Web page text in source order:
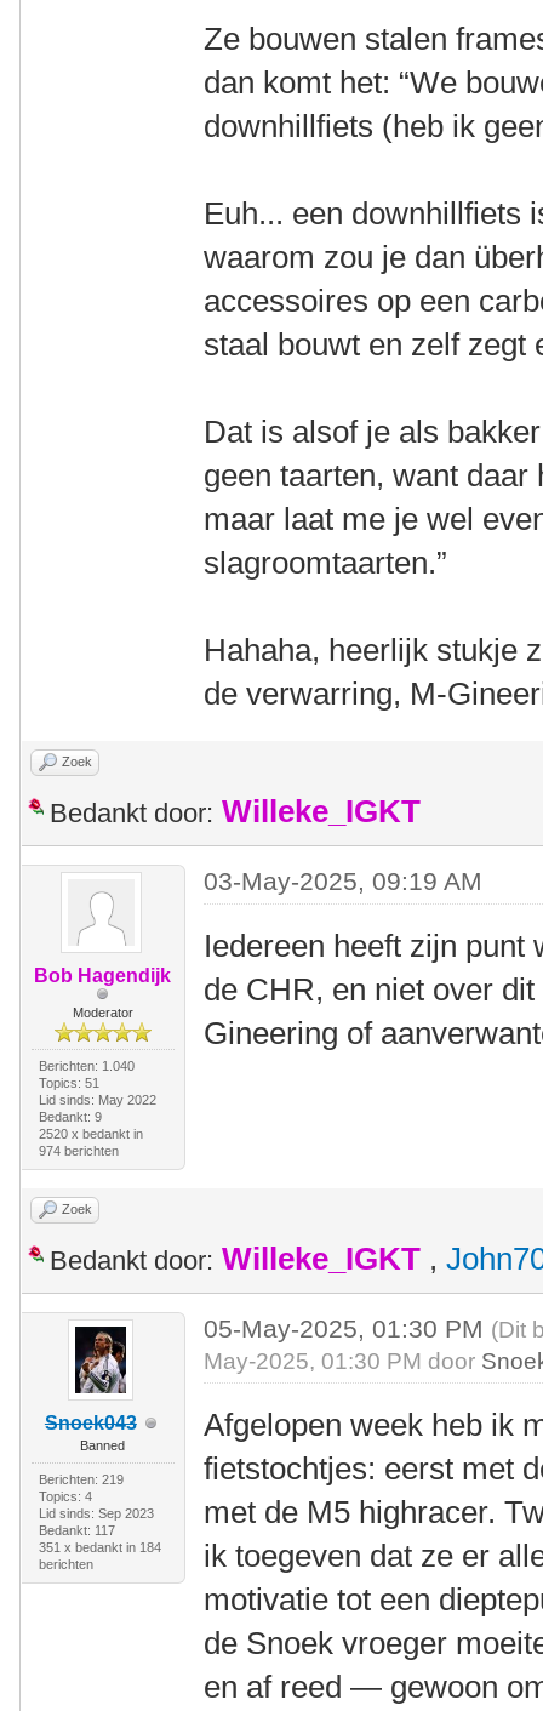
Ze bouwen stalen
dan komt het: “We
downhillfiets (heb ik
Euh... een downhillfiets
waarom zou je dan
accessoires op een
staal bouwt en zelf zegt
Dat is alsof je als
geen taarten, want
maar laat me je wel
slagroomtaarten.”
Hahaha, heerlijk stukje
de verwarring, M-
Zoek
Bedankt door: Willeke_IGKT
Bob Hagendijk
Moderator
Berichten: 1.040
Topics: 51
Lid sinds: May 2022
Bedankt: 9
2520 x bedankt in
974 berichten
03-May-2025, 09:19 AM
Iedereen heeft zijn punt
de CHR, en niet over
Gineering of
Zoek
Bedankt door: Willeke_IGKT ,
Snoek043
Banned
Berichten: 219
Topics: 4
Lid sinds: Sep 2023
Bedankt: 117
351 x bedankt in 184
berichten
05-May-2025, 01:30 PM (Dit
May-2025, 01:30 PM door
Afgelopen week heb ik
fietstochtjes: eerst met
met de M5 highracer.
ik toegeven dat ze er
motivatie tot een
de Snoek vroeger
en af reed — gewoon